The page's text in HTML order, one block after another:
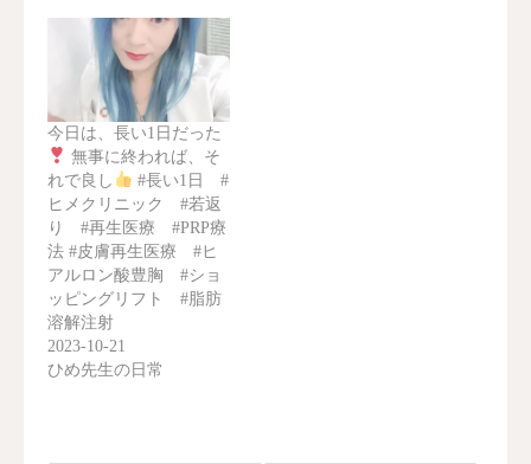
今日は、長い1日だった
無事に終われば、そ
れで良し
#長い1日 #
ヒメクリニック #若返
り #再生医療 #PRP療
法 #皮膚再生医療 #ヒ
アルロン酸豊胸 #ショ
ッピングリフト #脂肪
溶解注射
2023-10-21
ひめ先生の日常